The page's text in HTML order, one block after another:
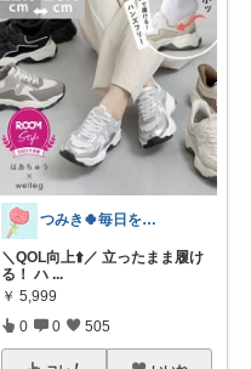
つみき🍀毎日をご機嫌にする♡
＼QOL向上⬆️／ 立ったまま履け
る！ ハ ...
￥ 5,999
0 0 505